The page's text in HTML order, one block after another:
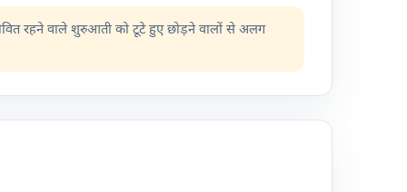
रहने वाले शुरुआती को टूटे हुए छोड़ने वालों से अलग